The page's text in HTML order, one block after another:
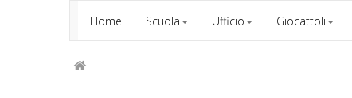
Home
Scuola Ufficio Giocattoli